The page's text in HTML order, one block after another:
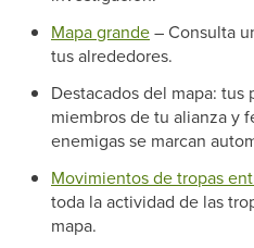
Mapa grande– Consulta
tus alrededores.
Destacados del mapa: tus
miembros de tu alianza y
enemigas se marcan
Movimientos de tropas
toda la actividad de las
mapa.